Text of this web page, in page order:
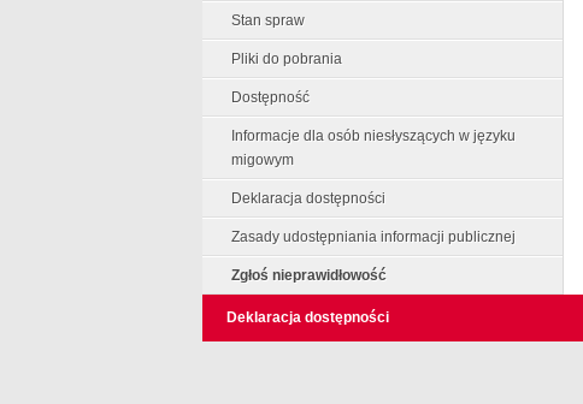
Stan spraw
Pliki do pobrania
Dostępność
Informacje dla osób niesłyszących w języku
migowym
Deklaracja dostępności
Zasady udostępniania informacji publicznej
Zgłoś nieprawidłowość
Deklaracja dostępności